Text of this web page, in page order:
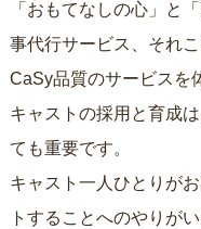
「おもてなしの心」と
事代行サービス、それ
CaSy品質のサービスを
キャストの採用と育成は
ても重要です。
キャスト一人ひとりが
トすることへのやりが